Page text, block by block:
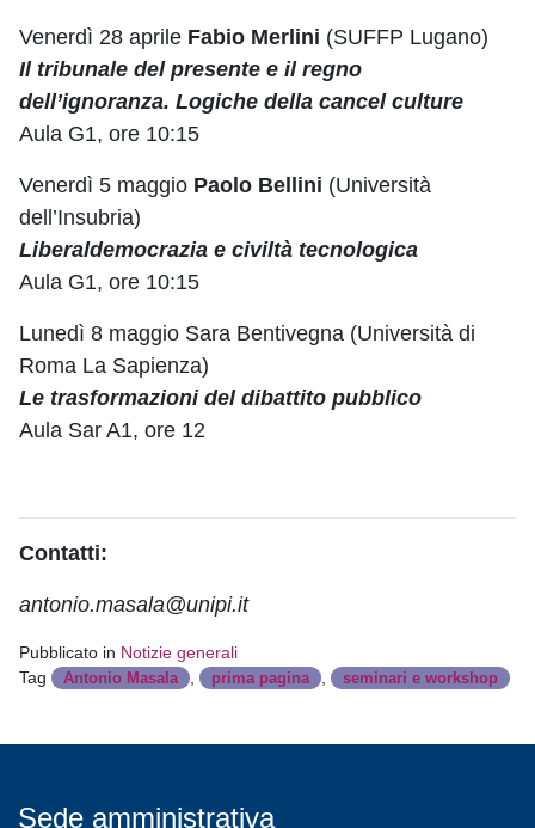
Venerdì 28 aprile Fabio Merlini (SUFFP Lugano)
Il tribunale del presente e il regno
dell’ignoranza. Logiche della cancel culture
Aula G1, ore 10:15
Venerdì 5 maggio Paolo Bellini (Università
dell’Insubria)
Liberaldemocrazia e civiltà tecnologica
Aula G1, ore 10:15
Lunedì 8 maggio Sara Bentivegna (Università di
Roma La Sapienza)
Le trasformazioni del dibattito pubblico
Aula Sar A1, ore 12
Contatti:
antonio.masala@unipi.it
Pubblicato in Notizie generali
Tag
Antonio Masala prima pagina seminari e workshop
Sede amministrativa